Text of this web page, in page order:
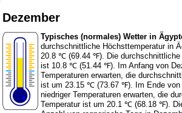
Dezember
Typisches (normales) Wetter in
durchschnittliche Höchsttemperatur in
20.8 ℃ (69.44 ℉). Die durchschnittliche
ist 10.8 ℃ (51.44 ℉). Im Anfang von
Temperaturen erwarten, die
ist um 23.15 ℃ (73.67 ℉). Im Ende von
niedriger Temperaturen erwarten, die
Temperatur ist um 20.1 ℃ (68.18 ℉).